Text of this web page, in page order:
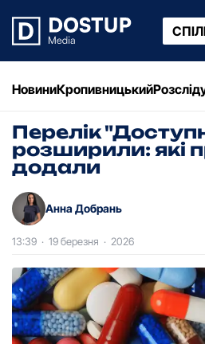
НовиниКропивницький
Перелік
розширили: які
додали
Анна Добрань
13:39 · 19 березня · 2026